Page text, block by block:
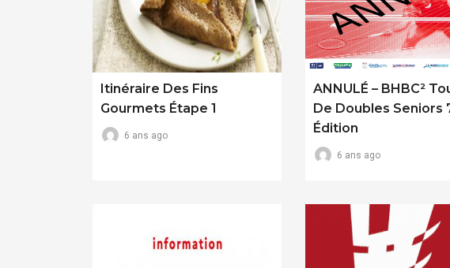
Itinéraire Des Fins
Gourmets Étape 1
6 ans ago
ANNULÉ – BHBC²
De Doubles Seniors
Édition
6 ans ago